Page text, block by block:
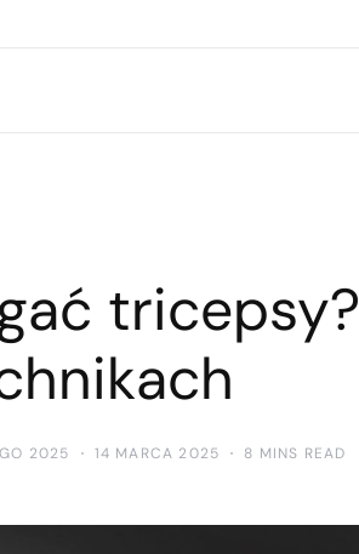
tricepsy?
2025 14 MARCA 2025 8 MINS READ